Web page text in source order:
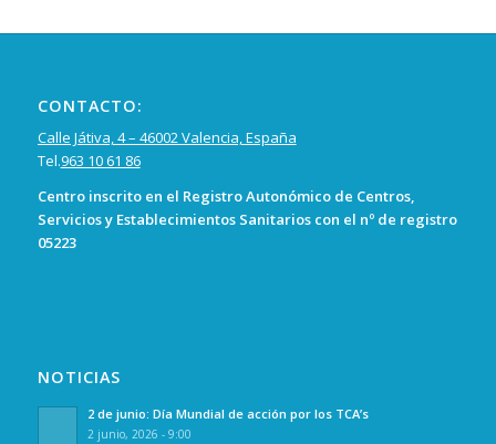
CONTACTO:
Calle Játiva, 4 – 46002 Valencia, España
Tel.963 10 61 86
Centro inscrito en el Registro Autonómico de Centros,
Servicios y Establecimientos Sanitarios con el nº de registro
05223
NOTICIAS
2 de junio: Día Mundial de acción por los TCA’s
2 junio, 2026 - 9:00